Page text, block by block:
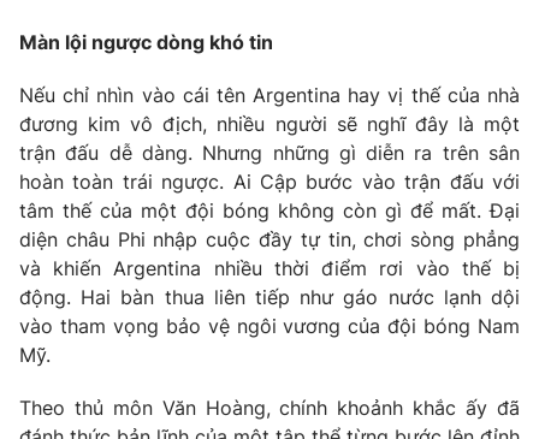
Hitech Công nghệ tương lai
Sản phẩm
Thị trường
Tư vấn
Giao lưu trực tuyến
Lịch phát sóng
Chuyên mục khác
Emagazine Podcast
Photo Infographic
Video Shorts video
Màn lội ngược dòng khó tin
Nếu chỉ nhìn vào cái tên Argentina hay vị thế của nhà
đương kim vô địch, nhiều người sẽ nghĩ đây là một
trận đấu dễ dàng. Nhưng những gì diễn ra trên sân
hoàn toàn trái ngược. Ai Cập bước vào trận đấu với
tâm thế của một đội bóng không còn gì để mất. Đại
diện châu Phi nhập cuộc đầy tự tin, chơi sòng phẳng
và khiến Argentina nhiều thời điểm rơi vào thế bị
động. Hai bàn thua liên tiếp như gáo nước lạnh dội
vào tham vọng bảo vệ ngôi vương của đội bóng Nam
Mỹ.
Theo thủ môn Văn Hoàng, chính khoảnh khắc ấy đã